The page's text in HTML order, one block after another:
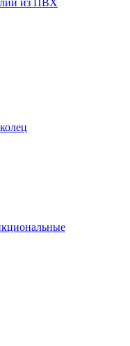
из ПВХ